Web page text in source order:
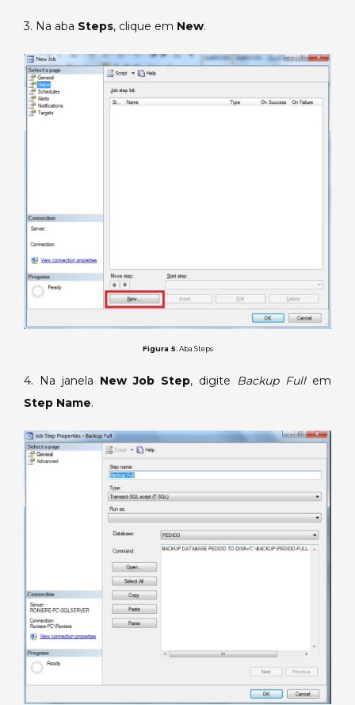
3. Na aba Steps, clique em New.
Figura 5: Aba Steps
4. Na janela New Job Step, digite Backup Full em
Step Name.